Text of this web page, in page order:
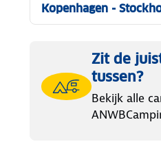
Kopenhagen -
Zit de
tussen?
Bekijk alle